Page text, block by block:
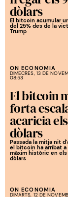
dòlars
El bitcoin acumular
del 25% des de la
Trump
ON ECONOMIA
DIMECRES, 13 DE
08:53
El bitcoin
forta
acaricia
dòlars
Passada la mitja nit
el bitcoin ha arribat
màxim històric en
dòlars
ON ECONOMIA
DIMARTS, 12 DE